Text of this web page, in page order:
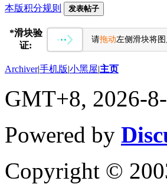
本版积分规则 发表帖子
*滑块验
证:
请拖动左侧滑块将
Archiver|手机版|小黑屋|主页
GMT+8, 2026-
Powered by
Copyright ©